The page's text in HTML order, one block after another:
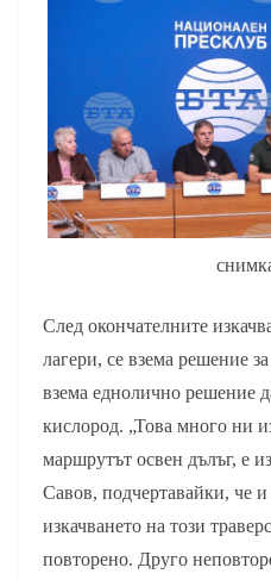
След окончателните
лагери, се взема решение
взема еднолично решение
кислород. „Това много ни
маршрутът освен дълъг, е
Савов, подчертавайки, че
изкачването на този
повторено. Друго